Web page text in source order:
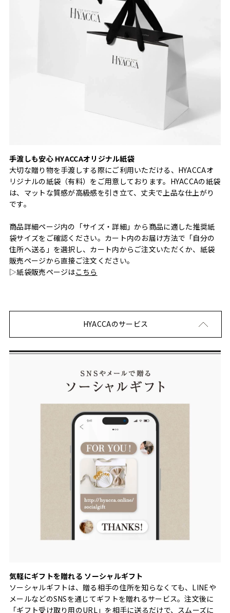
手渡しも安心 HYACCAオリジナル紙袋
大切な贈り物を手渡しする際にご利用いただける、HYACCAオ
リジナルの紙袋（有料）をご用意しております。HYACCAの紙袋
は、マットな質感が高級感を引き立て、丈夫で上品な仕上がり
です。
商品詳細ページ内の「サイズ・詳細」から商品に適した推奨紙
袋サイズをご確認ください。カート内のお届け方法で「自分の
住所へ送る」を選択し、カート内からご注文いただくか、紙袋
販売ページから直接ご注文ください。
▷紙袋販売ページはこちら
HYACCAのサービス
気軽にギフトを贈れる ソーシャルギフト
ソーシャルギフトは、贈る相手の住所を知らなくても、LINEや
メールなどのSNSを通じてギフトを贈れるサービス。注文後に
「ギフト受け取り用のURL」を相手に送るだけで、スムーズに